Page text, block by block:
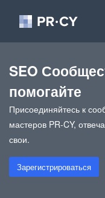
SEO
помогайте
Присоединяйтесь к
мастеров PR-CY,
свои.
Зарегистрироваться